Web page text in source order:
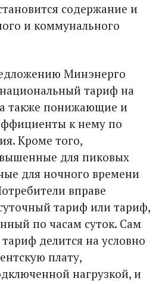
содержание и
и коммунального
Мин­энерго
тариф на
также понижающие и
к нему по
Кроме того,
для пиковых
для ночного времени
вправе
тариф или тариф,
по часам суток. Сам
делится на условно
плату,
нагрузкой, и